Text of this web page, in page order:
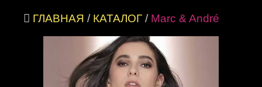
ГЛАВНАЯ / КАТАЛОГ / Marc & André